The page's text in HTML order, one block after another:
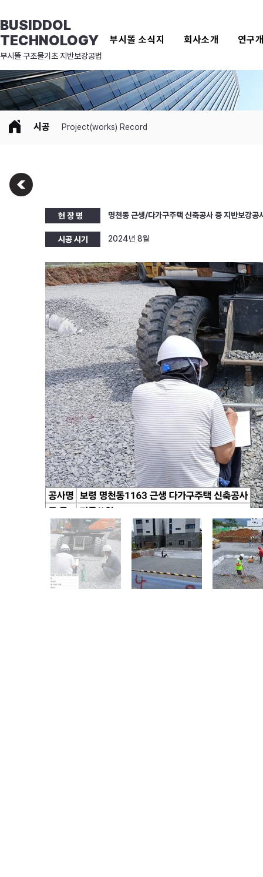
BUSIDDOL
TECHNOLOGY
부시똘 소식지 회사소개 연구
​부시똘 구조물기초 지반보강공법
시공 Project(works) Record
현 장 명 명천동 근생/다가구주택 신축공사 중 지반보강
시공 시기 2024년 8월